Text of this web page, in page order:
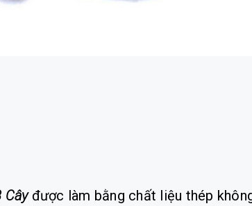
Câyđược làm bằng chất liệu thép